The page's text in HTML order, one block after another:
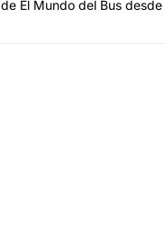
de El Mundo del Bus